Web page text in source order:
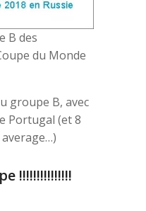
B des
du Monde
groupe B, avec
Portugal (et 8
!!!!!!!!!!!!!!!